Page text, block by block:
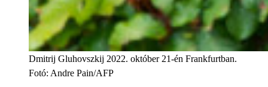
Dmitrij Gluhovszkij 2022. október 21-én Frankfurtban.
Fotó: Andre Pain/AFP